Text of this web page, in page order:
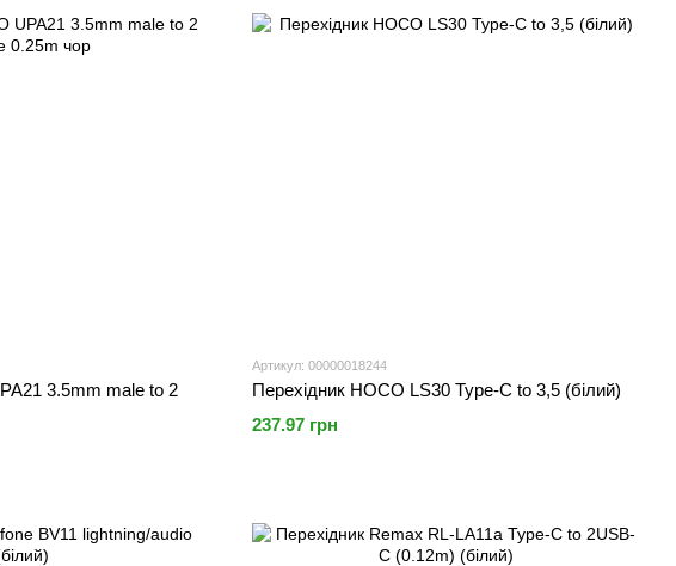
3.5mm male to 2
Артикул: 00000018244
Перехідник HOCO LS30 Type-C to 3,5 (білий)
237.97 грн